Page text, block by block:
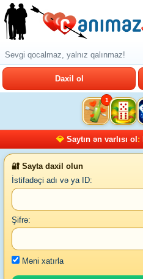
Sevgi qocalmaz, yalnız qalınmaz!
Daxil ol
1
💎 Saytın ən varlısı ol :
🔐 Sayta daxil olun
İstifadəçi adı və ya ID:
Şifrə:
Məni xatırla